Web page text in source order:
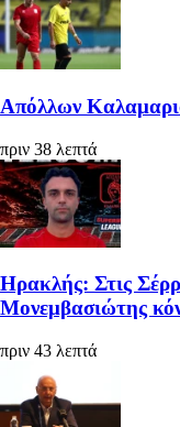
Απόλλων
πριν 38 λεπτά
Ηρακλής: Στις
Μονεμβασιώτης
πριν 43 λεπτά